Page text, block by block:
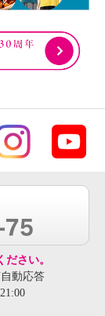
さい。
動応答